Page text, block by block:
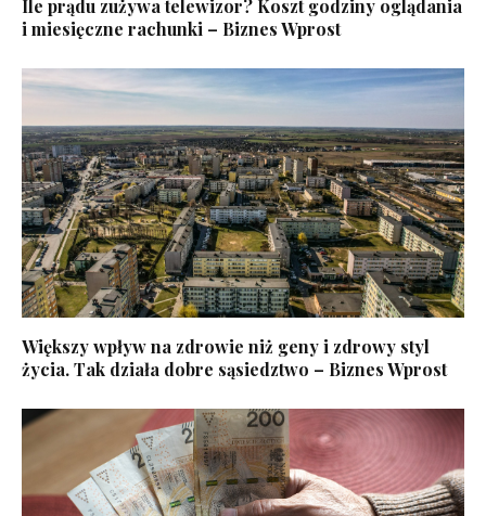
Ile prądu zużywa telewizor? Koszt godziny oglądania
i miesięczne rachunki – Biznes Wprost
Większy wpływ na zdrowie niż geny i zdrowy styl
życia. Tak działa dobre sąsiedztwo – Biznes Wprost